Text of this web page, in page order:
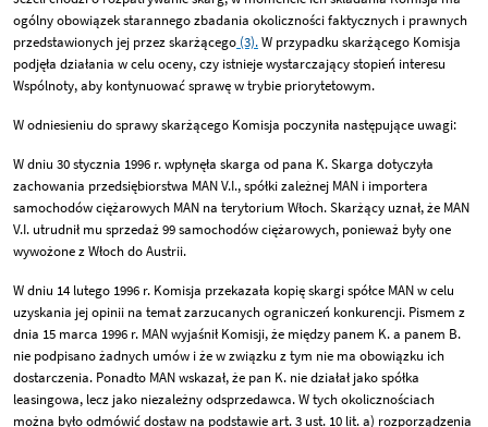
ogólny obowiązek starannego zbadania okoliczności faktycznych i prawnych
przedstawionych jej przez skarżącego (3).W przypadku skarżącego Komisja
podjęła działania w celu oceny, czy istnieje wystarczający stopień interesu
Wspólnoty, aby kontynuować sprawę w trybie priorytetowym.
W odniesieniu do sprawy skarżącego Komisja poczyniła następujące uwagi:
W dniu 30 stycznia 1996 r. wpłynęła skarga od pana K. Skarga dotyczyła
zachowania przedsiębiorstwa MAN V.I., spółki zależnej MAN i importera
samochodów ciężarowych MAN na terytorium Włoch. Skarżący uznał, że MAN
V.I. utrudnił mu sprzedaż 99 samochodów ciężarowych, ponieważ były one
wywożone z Włoch do Austrii.
W dniu 14 lutego 1996 r. Komisja przekazała kopię skargi spółce MAN w celu
uzyskania jej opinii na temat zarzucanych ograniczeń konkurencji. Pismem z
dnia 15 marca 1996 r. MAN wyjaśnił Komisji, że między panem K. a panem B.
nie podpisano żadnych umów i że w związku z tym nie ma obowiązku ich
dostarczenia. Ponadto MAN wskazał, że pan K. nie działał jako spółka
leasingowa, lecz jako niezależny odsprzedawca. W tych okolicznościach
można było odmówić dostaw na podstawie art. 3 ust. 10 lit. a) rozporządzenia